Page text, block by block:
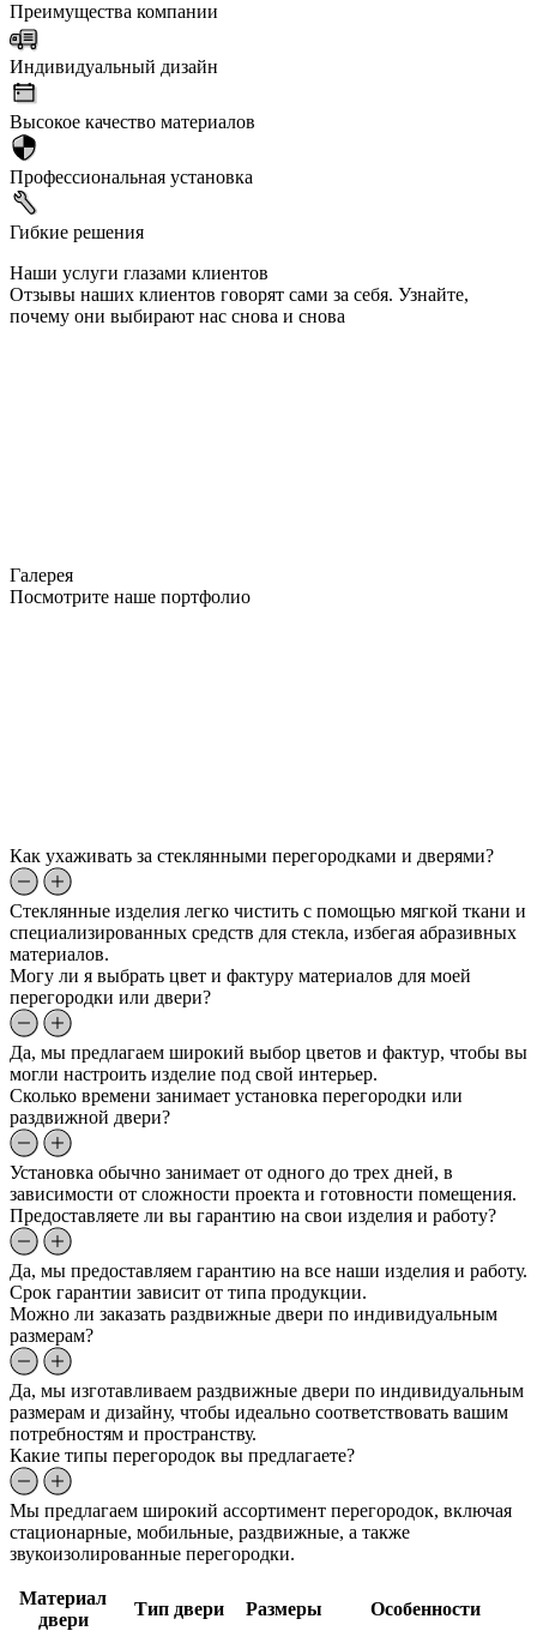
Преимущества компании
Индивидуальный дизайн
Высокое качество материалов
Профессиональная установка
Гибкие решения
Наши услуги глазами клиентов
Отзывы наших клиентов говорят сами за себя. Узнайте,
почему они выбирают нас снова и снова
Галерея
Посмотрите наше портфолио
Как ухаживать за стеклянными перегородками и дверями?
Стеклянные изделия легко чистить с помощью мягкой ткани и
специализированных средств для стекла, избегая абразивных
материалов.
Могу ли я выбрать цвет и фактуру материалов для моей
перегородки или двери?
Да, мы предлагаем широкий выбор цветов и фактур, чтобы вы
могли настроить изделие под свой интерьер.
Сколько времени занимает установка перегородки или
раздвижной двери?
Установка обычно занимает от одного до трех дней, в
зависимости от сложности проекта и готовности помещения.
Предоставляете ли вы гарантию на свои изделия и работу?
Да, мы предоставляем гарантию на все наши изделия и работу.
Срок гарантии зависит от типа продукции.
Можно ли заказать раздвижные двери по индивидуальным
размерам?
Да, мы изготавливаем раздвижные двери по индивидуальным
размерам и дизайну, чтобы идеально соответствовать вашим
потребностям и пространству.
Какие типы перегородок вы предлагаете?
Мы предлагаем широкий ассортимент перегородок, включая
стационарные, мобильные, раздвижные, а также
звукоизолированные перегородки.
Материал
двери
Тип двери Размеры Особенности